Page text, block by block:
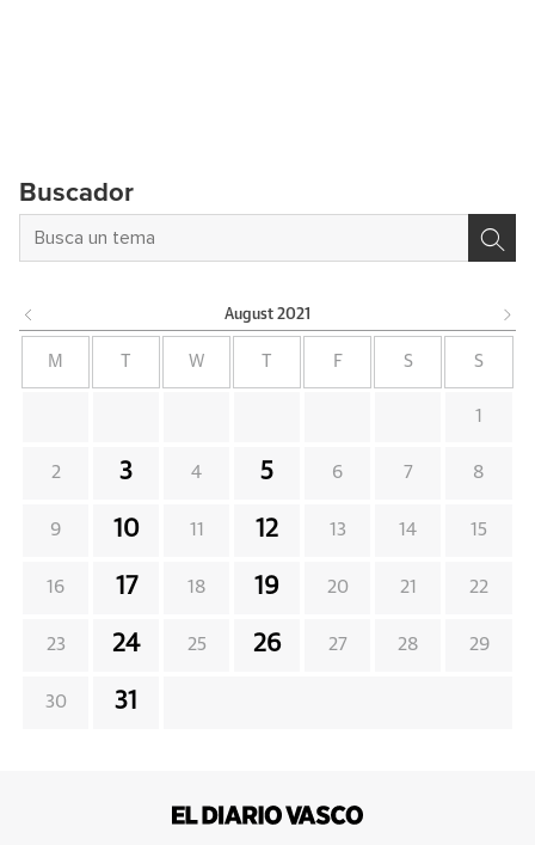
Buscador
August 2021
M W F S S
1
2 3 4 5 6 7 8
9 10 11 12 13 14 15
16 17 18 19 20 21 22
23 24 25 26 27 28 29
30 31